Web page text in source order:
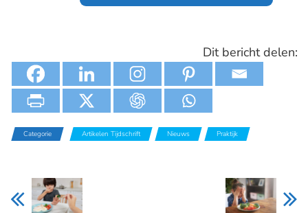
Dit bericht delen:
Categorie Artikelen Tijdschrift Nieuws Praktijk